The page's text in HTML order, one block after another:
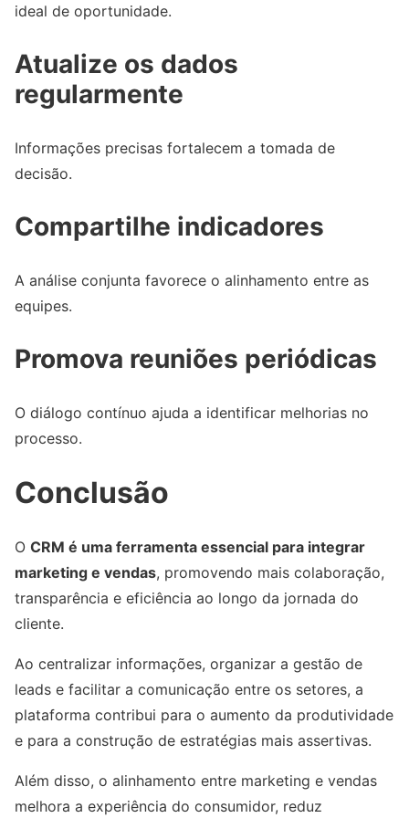
ideal de oportunidade.
Atualize os dados
regularmente
Informações precisas fortalecem a tomada de
decisão.
Compartilhe indicadores
A análise conjunta favorece o alinhamento entre as
equipes.
Promova reuniões periódicas
O diálogo contínuo ajuda a identificar melhorias no
processo.
Conclusão
O CRM é uma ferramenta essencial para integrar
marketing e vendas, promovendo mais colaboração,
transparência e eficiência ao longo da jornada do
cliente.
Ao centralizar informações, organizar a gestão de
leads e facilitar a comunicação entre os setores, a
plataforma contribui para o aumento da produtividade
e para a construção de estratégias mais assertivas.
Além disso, o alinhamento entre marketing e vendas
melhora a experiência do consumidor, reduz